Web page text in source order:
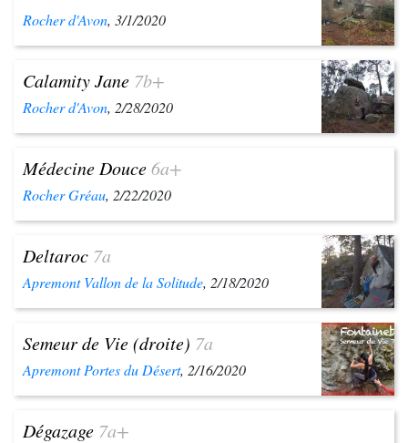
Rocher d'Avon, 3/1/2020
Calamity Jane 7b+
Rocher d'Avon, 2/28/2020
Médecine Douce6a+
Rocher Gréau, 2/22/2020
Deltaroc 7a
Apremont Vallon de la Solitude, 2/18/2020
Semeur de Vie (droite) 7a
Apremont Portes du Désert, 2/16/2020
Dégazage 7a+